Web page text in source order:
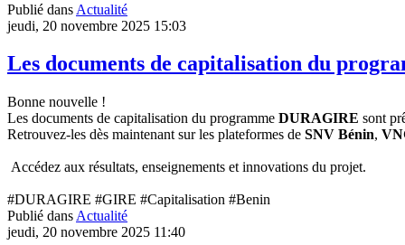
Publié dans Actualité
jeudi, 20 novembre 2025 15:03
Les documents de capitalisation du
Bonne nouvelle !
Les documents de capitalisation du programme DURAGIRE sont
Retrouvez-les dès maintenant sur les plateformes de SNV Bénin,
Accédez aux résultats, enseignements et innovations du projet.
#DURAGIRE #GIRE #Capitalisation #Benin
Publié dans Actualité
jeudi, 20 novembre 2025 11:40